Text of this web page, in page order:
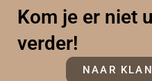
Kom je er niet
verder!
NAAR